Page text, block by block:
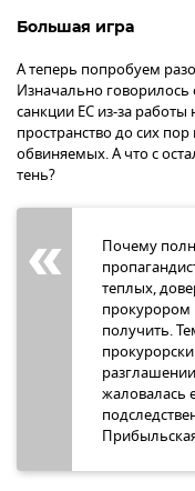
Большая игра
А теперь попробуем
Изначально
санкции ЕС из-за
пространство до сих
обвиняемых. А что с
тень?
Почему
теплых,
прокурором
получить.
жаловалась